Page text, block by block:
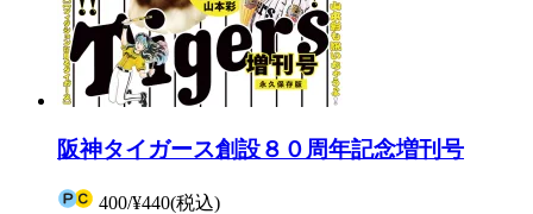
阪神タイガース創設８０周年記念増刊号
400/¥440(税込)